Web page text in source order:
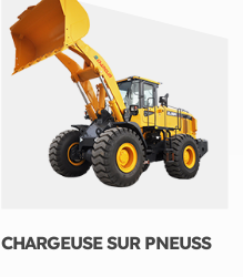
CHARGEUSE SUR PNEUSS